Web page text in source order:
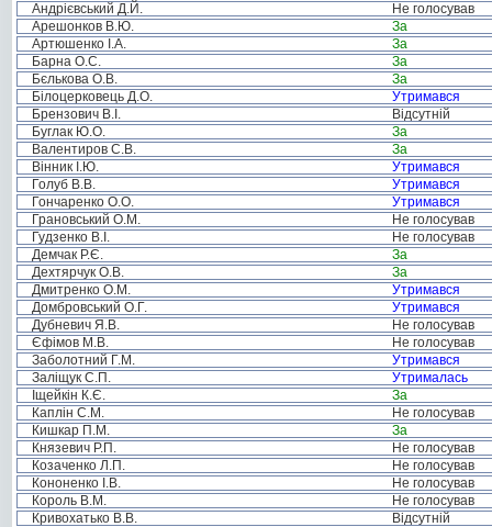
Андрієвський Д.Й.
Не голосував
Арешонков В.Ю.
За
Артюшенко І.А.
За
Барна О.С.
За
Бєлькова О.В.
За
Білоцерковець Д.О.
Утримався
Брензович В.І.
Відсутній
Буглак Ю.О.
За
Валентиров С.В.
За
Вінник І.Ю.
Утримався
Голуб В.В.
Утримався
Гончаренко О.О.
Утримався
Грановський О.М.
Не голосував
Гудзенко В.І.
Не голосував
Демчак Р.Є.
За
Дехтярчук О.В.
За
Дмитренко О.М.
Утримався
Домбровський О.Г.
Утримався
Дубневич Я.В.
Не голосував
Єфімов М.В.
Не голосував
Заболотний Г.М.
Утримався
Заліщук С.П.
Утрималась
Іщейкін К.Є.
За
Каплін С.М.
Не голосував
Кишкар П.М.
За
Князевич Р.П.
Не голосував
Козаченко Л.П.
Не голосував
Кононенко І.В.
Не голосував
Король В.М.
Не голосував
Кривохатько В.В.
Відсутній